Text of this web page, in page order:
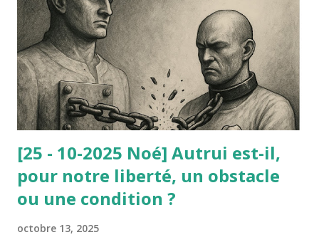
et c’est sa dignité qu’il mettait en avant à l’appui de sa
requête contre l’arrêté municipal : selon lui, ce travail lui
avait redonné sa dignité (avant il vivait du RMI). Or, le
Conseil d’État ne lui a pas donné raison : à la dignité
invoquée par le nain, il a été opposé la d...
[25 - 10-2025 Noé] Autrui est-il,
pour notre liberté, un obstacle
ou une condition ?
octobre 13, 2025